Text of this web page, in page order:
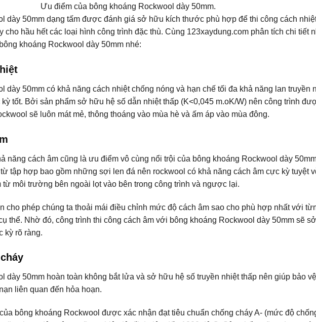
Ưu điểm của bông khoáng Rockwool dày 50mm.
dày 50mm dạng tấm được đánh giá sở hữu kích thước phù hợp để thi công cách
cho hầu hết các loại hình công trình đặc thù. Cùng 123xaydung.com phân tích chi tiết
khoáng Rockwool dày 50mm nhé:
dày 50mm có khả năng cách nhiệt chống nóng và hạn chế tối đa khả năng lan truyền
tốt. Bởi sản phẩm sở hữu hệ số dẫn nhiệt thấp (K<0,045 m.oK/W) nên công trình
sẽ luôn mát mẻ, thông thoáng vào mùa hè và ấm áp vào mùa đông.
năng cách âm cũng là ưu điểm vô cùng nổi trội của bông khoáng Rockwool dày
tập hợp bao gồm những sợi len đá nên rockwool có khả năng cách âm cực kỳ tuyệt
từ môi trường bên ngoài lọt vào bên trong công trình và ngược lại.
cho phép chúng ta thoải mái điều chỉnh mức độ cách âm sao cho phù hợp nhất với
thể. Nhờ đó, công trình thi công cách âm với bông khoáng Rockwool dày 50mm sẽ
kỳ rõ ràng.
dày 50mm hoàn toàn không bắt lửa và sở hữu hệ số truyền nhiệt thấp nên giúp bảo
liên quan đến hỏa hoạn.
bông khoáng Rockwool được xác nhận đạt tiêu chuẩn chống cháy A- (mức độ